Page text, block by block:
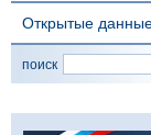
Открытые
поиск